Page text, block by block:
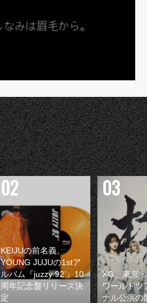
KEIJUの前名義、
YOUNG JUJUの1stア
ルバム『juzzy 92’』10
周年記念盤リリース決
定
XG、東京
ワールドツ
ナル公演の